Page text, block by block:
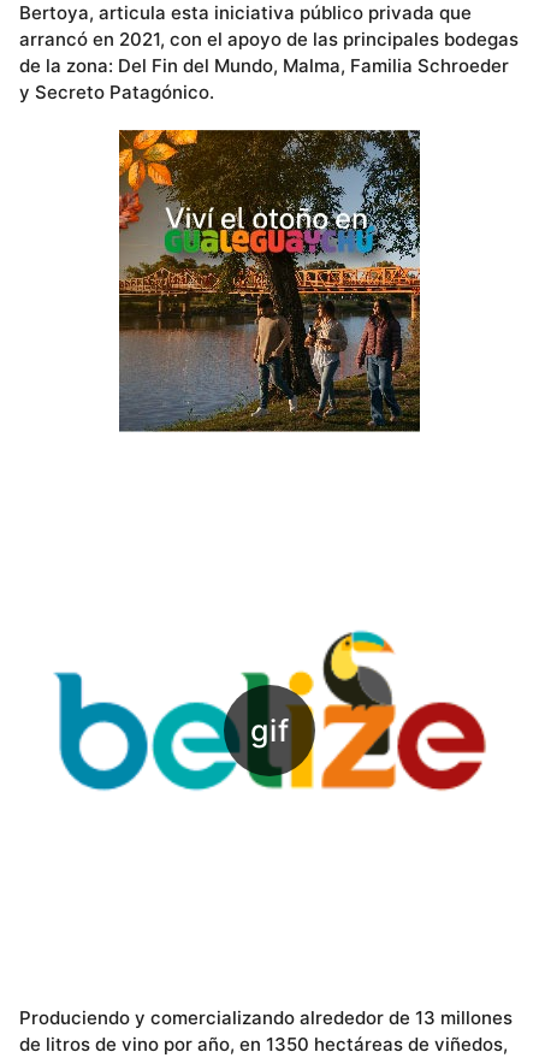
Bertoya, articula esta iniciativa público privada que
arrancó en 2021, con el apoyo de las principales bodegas
de la zona: Del Fin del Mundo, Malma, Familia Schroeder
y Secreto Patagónico.
Produciendo y comercializando alrededor de 13 millones
de litros de vino por año, en 1350 hectáreas de viñedos,